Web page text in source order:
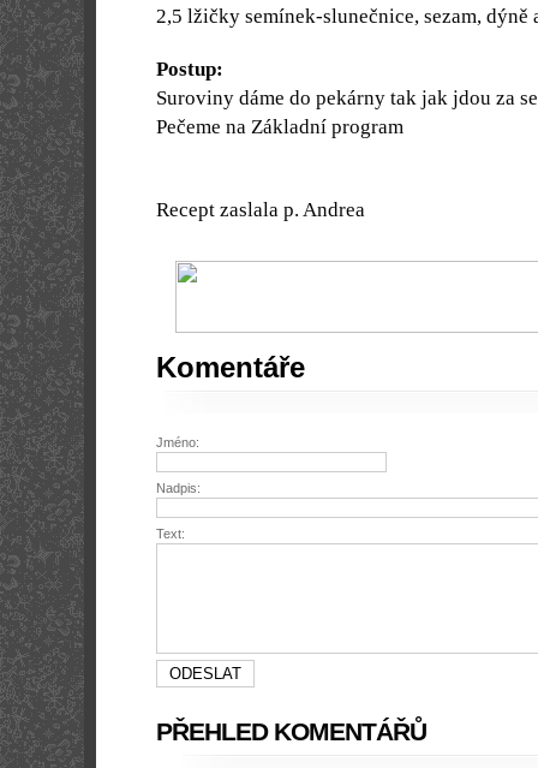
2,5 lžičky semínek-slunečnice, sezam, dýně
Postup:
Suroviny dáme do pekárny tak jak jdou za
Pečeme na Základní program
Recept zaslala p. Andrea
Komentáře
Jméno:
Nadpis:
Text:
PŘEHLED KOMENTÁŘŮ